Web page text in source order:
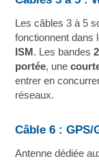
Les câbles 3 à 5
fonctionnent dans
ISM . Les bandes
portée, une
entrer en
réseaux.
Câble 6 : GPS/
Antenne dédiée